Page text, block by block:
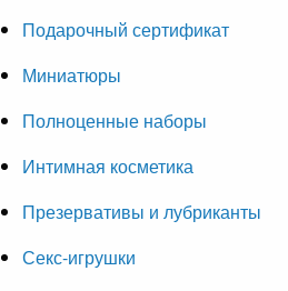
Подарочный сертификат
Миниатюры
Полноценные наборы
Интимная косметика
Презервативы и лубриканты
Секс-игрушки